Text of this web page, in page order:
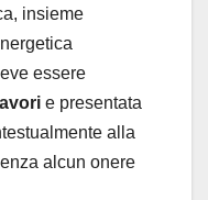
insieme
essere
e presentata
alla
alcun onere